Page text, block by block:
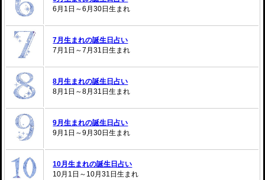
6月1日～6月30日生まれ
7月生まれの誕生日占い
7月1日～7月31日生まれ
8月生まれの誕生日占い
8月1日～8月31日生まれ
9月生まれの誕生日占い
9月1日～9月30日生まれ
10月生まれの誕生日占い
10月1日～10月31日生まれ